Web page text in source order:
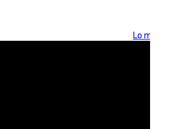
Lo más visto >